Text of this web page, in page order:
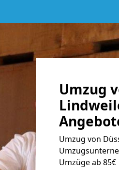
Umzug
Umzug von
Umzüge ab 85€